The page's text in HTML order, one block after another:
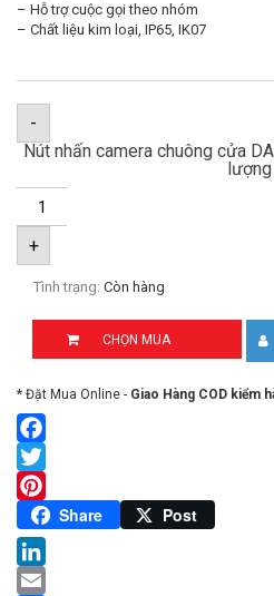
– Hỗ trợ cuộc gọi theo nhóm
– Chất liệu kim loại, IP65, IK07
-
Nút nhấn camera chuông cửa
lượng
+
Tình trạng: Còn hàng
CHỌN MUA
* Đặt Mua Online - Giao Hàng COD kiểm
Facebook
Twitter
Pinterest
Share Post
LinkedIn